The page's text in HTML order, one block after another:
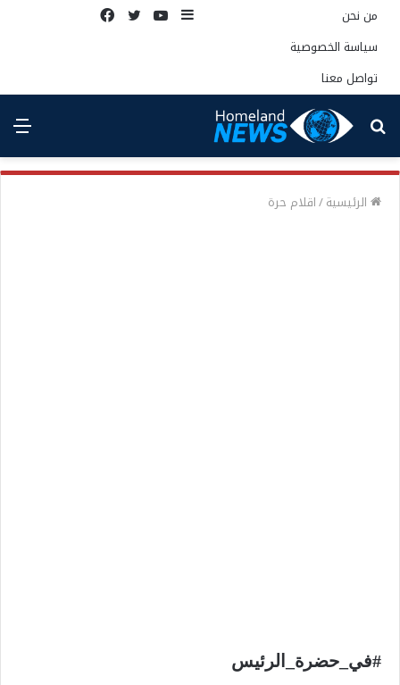
من نحن
سياسة الخصوصية
تواصل معنا
إضافة يوتيوبتويتر
بحث
عن
الرئيسية/اقلام حرة
#في_حضرة_الرئيس